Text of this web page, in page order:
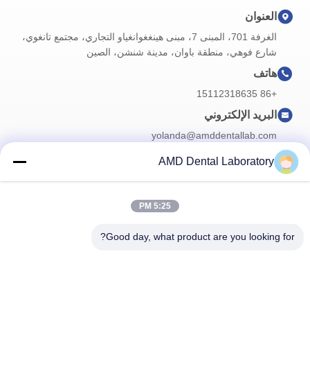
العنوان
الغرفة 701، المبنى 7، مبنى هينغغوانغياو التجاري، مجتمع تانغوي،
شارع فوهي، منطقة باوان، مدينة شنشن، الصين
هاتف
+86 15112318635
البريد الإلكتروني
yolanda@amddentallab.com
اشترك في نشرتنا الإخبارية للحصول على خصومات وأكثر.
AMD Dental Laboratory
5:25 PM
Good day, what product are you looking for?